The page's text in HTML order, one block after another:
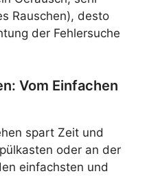
Rauschen), desto
der Fehlersuche
Vom Einfachen
spart Zeit und
oder an der
einfachsten und